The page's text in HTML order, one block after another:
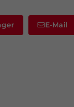
E-Mail